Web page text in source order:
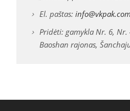
El. paštas:
Pridėti: gamykla Nr. 6, Nr.
Baoshan rajonas,